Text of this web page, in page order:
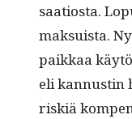
saa­tios­ta.
mak­su­ista.
paikkaa
eli kan­nustin
riskiä